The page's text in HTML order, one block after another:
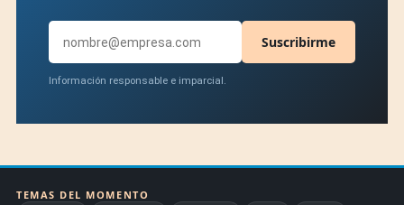
Suscribirme
Información responsable e imparcial.
TEMAS DEL MOMENTO